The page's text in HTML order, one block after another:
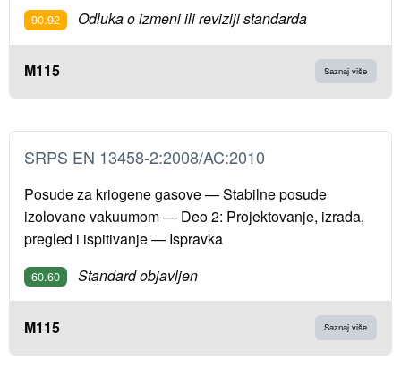
90.92 Odluka o izmeni ili reviziji standarda
M115 Saznaj više
SRPS EN 13458-2:2008/AC:2010
Posude za kriogene gasove — Stabilne posude
izolovane vakuumom — Deo 2: Projektovanje, izrada,
pregled i ispitivanje — Ispravka
60.60 Standard objavljen
M115 Saznaj više